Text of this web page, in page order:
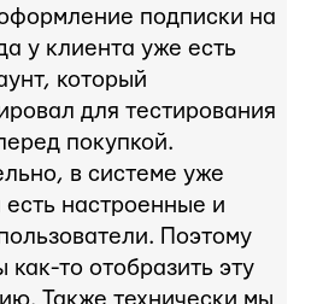
подписки на
у клиента уже есть
который
для тестирования
покупкой.
в системе уже
есть настроенные и
Поэтому
то отобразить эту